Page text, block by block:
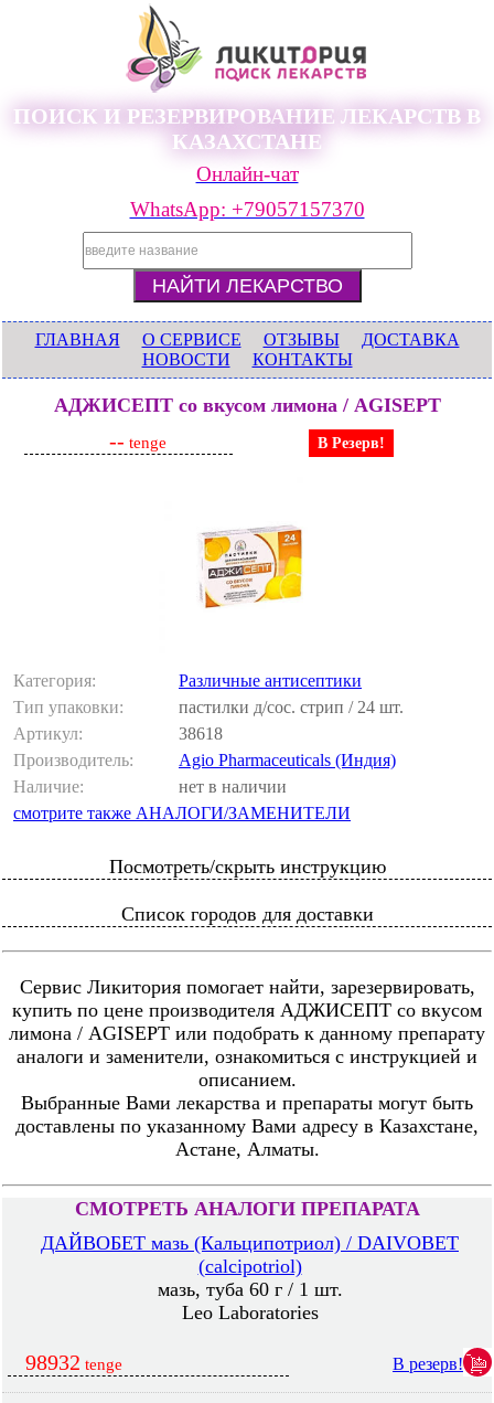
ПОИСК И РЕЗЕРВИРОВАНИЕ ЛЕКАРСТВ В
КАЗАХСТАНЕ
Онлайн-чат
WhatsApp: +79057157370
ГЛАВНАЯ О СЕРВИСЕ ОТЗЫВЫ
ДОСТАВКА
НОВОСТИ
КОНТАКТЫ
АДЖИСЕПТ со вкусом лимона / AGISEPT
-- tenge В Резерв!
Категория:
Различные антисептики
Тип упаковки:
пастилки д/сос. стрип / 24 шт.
Артикул:
38618
Производитель:
Agio Pharmaceuticals (Индия)
Наличие:
нет в наличии
смотрите также АНАЛОГИ/ЗАМЕНИТЕЛИ
Посмотреть/скрыть инструкцию
Список городов для доставки
Сервис Ликитория помогает найти, зарезервировать,
купить по цене производителя АДЖИСЕПТ со вкусом
лимона / AGISEPT или подобрать к данному препарату
аналоги и заменители, ознакомиться с инструкцией и
описанием.
Выбранные Вами лекарства и препараты могут быть
доставлены по указанному Вами адресу в Казахстане,
Астане, Алматы.
СМОТРЕТЬ АНАЛОГИ ПРЕПАРАТА
ДАЙВОБЕТ мазь (Кальципотриол) / DAIVOBET
(calcipotriol)
мазь, туба 60 г / 1 шт.
Leo Laboratories
98932 tenge В резерв!